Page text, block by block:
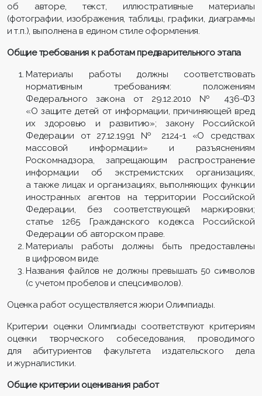
об авторе, текст, иллюстративные материалы
(фотографии, изображения, таблицы, графики, диаграммы
и т.п.), выполнена в едином стиле оформления.
Общие требования к работам предварительного этапа
Материалы работы должны соответствовать
нормативным требованиям: положениям
Федерального закона от 29.12.2010 № 436-ФЗ
«О защите детей от информации, причиняющей вред
их здоровью и развитию»; закону Российской
Федерации от 27.12.1991 № 2124-1 «О средствах
массовой информации» и разъяснениям
Роскомнадзора, запрещающим распространение
информации об экстремистских организациях,
а также лицах и организациях, выполняющих функции
иностранных агентов на территории Российской
Федерации, без соответствующей маркировки;
статье 1265 Гражданского кодекса Российской
Федерации об авторском праве.
Материалы работы должны быть предоставлены
в цифровом виде.
Названия файлов не должны превышать 50 символов
(с учетом пробелов и спецсимволов).
Оценка работ осуществляется жюри Олимпиады.
Критерии оценки Олимпиады соответствуют критериям
оценки творческого собеседования, проводимого
для абитуриентов факультета издательского дела
и журналистики.
Общие критерии оценивания работ